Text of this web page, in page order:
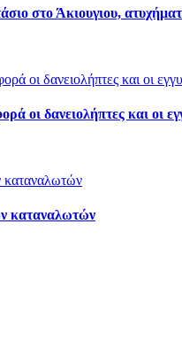
στο Άκιουγιου,
οι δανειολήπτες και οι
καταναλωτών